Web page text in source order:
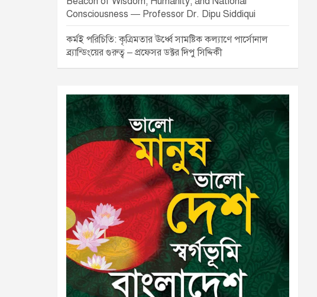
Consciousness — Professor Dr. Dipu Siddiqui
কর্মই পরিচিতি: কৃত্রিমতার ঊর্ধ্বে সামষ্টিক কল্যাণে পার্সোনাল
ব্র্যান্ডিংয়ের গুরুত্ব – প্রফেসর ডক্টর দিপু সিদ্দিকী